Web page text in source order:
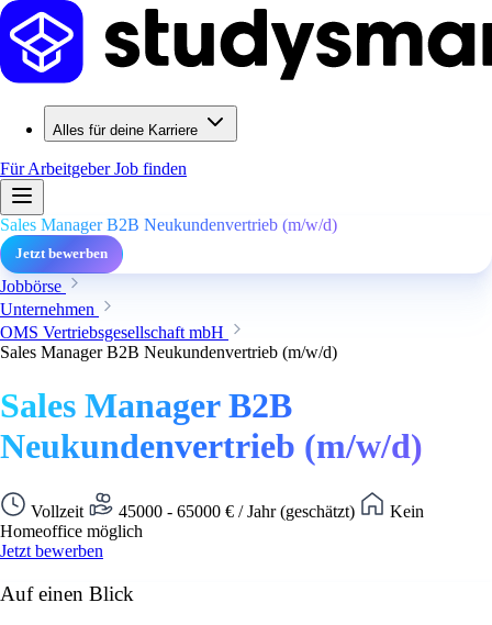
Alles für deine Karriere
Für ArbeitgeberJob finden
Sales Manager B2B Neukundenvertrieb (m/w/d)
Jetzt bewerben
Jobbörse
Unternehmen
OMS Vertriebsgesellschaft mbH
Sales Manager B2B Neukundenvertrieb (m/w/d)
Sales Manager B2B
Neukundenvertrieb (m/w/d)
Vollzeit 45000 - 65000 € / Jahr (geschätzt)
Kein
Homeoffice möglich
Jetzt bewerben
Auf einen Blick